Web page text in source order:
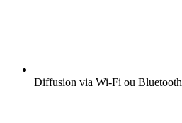
Diffusion via Wi-Fi ou Bluetooth